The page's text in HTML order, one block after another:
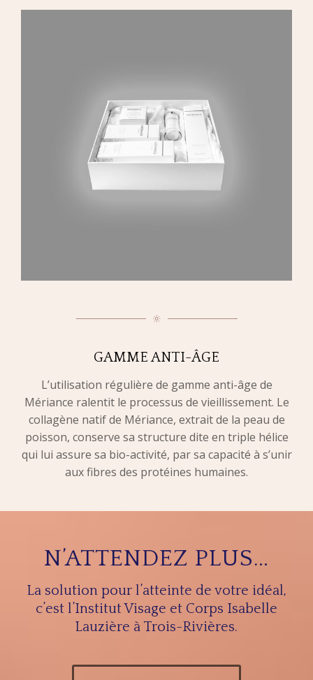
GAMME ANTI-ÂGE
L’utilisation régulière de gamme anti-âge de
Mériance ralentit le processus de vieillissement. Le
collagène natif de Mériance, extrait de la peau de
poisson, conserve sa structure dite en triple hélice
qui lui assure sa bio-activité, par sa capacité à s’unir
aux fibres des protéines humaines.
N’ATTENDEZ PLUS…
La solution pour l’atteinte de votre idéal,
c’est l’Institut Visage et Corps Isabelle
Lauzière à Trois-Rivières.